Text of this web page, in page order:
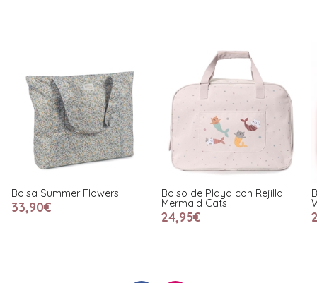
Bolso de Playa con Rejilla
Mermaid Cats
24,95€
Bolso de Playa con Rejilla
Whale Pink
24,95€